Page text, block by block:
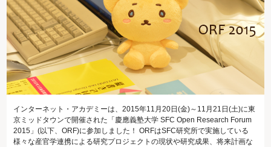
インターネット・アカデミーは、2015年11月20日(金)～11月21日(土)に東
京ミッドタウンで開催された「慶應義塾大学 SFC Open Research Forum
2015」(以下、ORF)に参加しました！ ORFはSFC研究所で実施している
様々な産官学連携による研究プロジェクトの現状や研究成果、将来計画な